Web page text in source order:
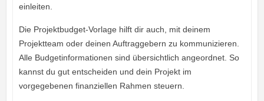
einleiten.
Die Projektbudget-Vorlage hilft dir auch, mit deinem
Projektteam oder deinen Auftraggebern zu kommunizieren.
Alle Budgetinformationen sind übersichtlich angeordnet. So
kannst du gut entscheiden und dein Projekt im
vorgegebenen finanziellen Rahmen steuern.